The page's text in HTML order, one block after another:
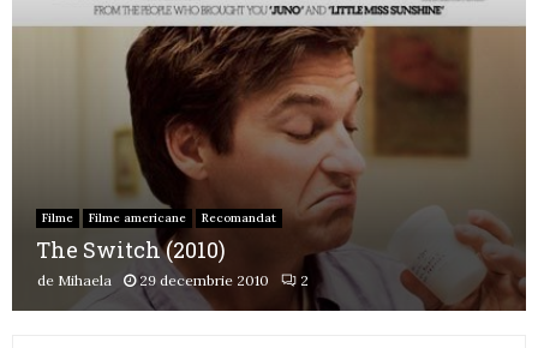
Filme Filme americane Recomandat
The Switch (2010)
de Mihaela 29 decembrie 2010 2